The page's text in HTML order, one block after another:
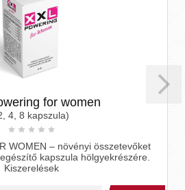
for women
4, 8 kapszula)
WOMEN – növényi összetevőket
kapszula hölgyekrészére.
Kiszerelések